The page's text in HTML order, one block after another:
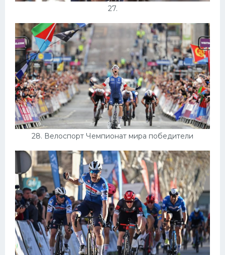
27.
28. Велоспорт Чемпионат мира победители